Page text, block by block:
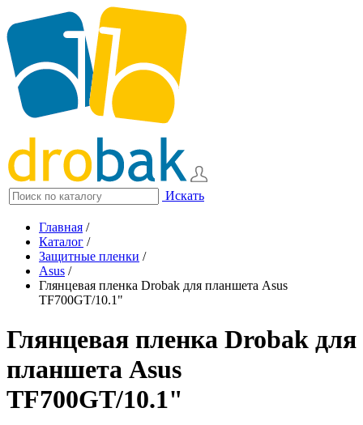
Искать
Главная /
Каталог /
Защитные пленки /
Asus /
Глянцевая пленка Drobak для планшета Asus
TF700GT/10.1"
Глянцевая пленка Drobak для
планшета Asus
TF700GT/10.1"